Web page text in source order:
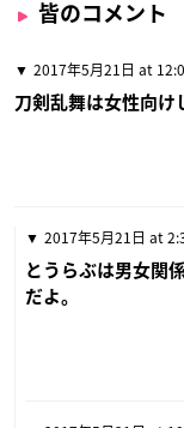
皆のコメント
2017年5月21日 at
刀剣乱舞は女性向け
2017年5月21日 at
とうらぶは男女関
だよ。